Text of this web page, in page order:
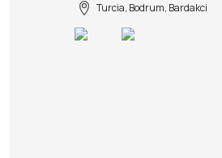
Turcia, Bodrum, Bardakci